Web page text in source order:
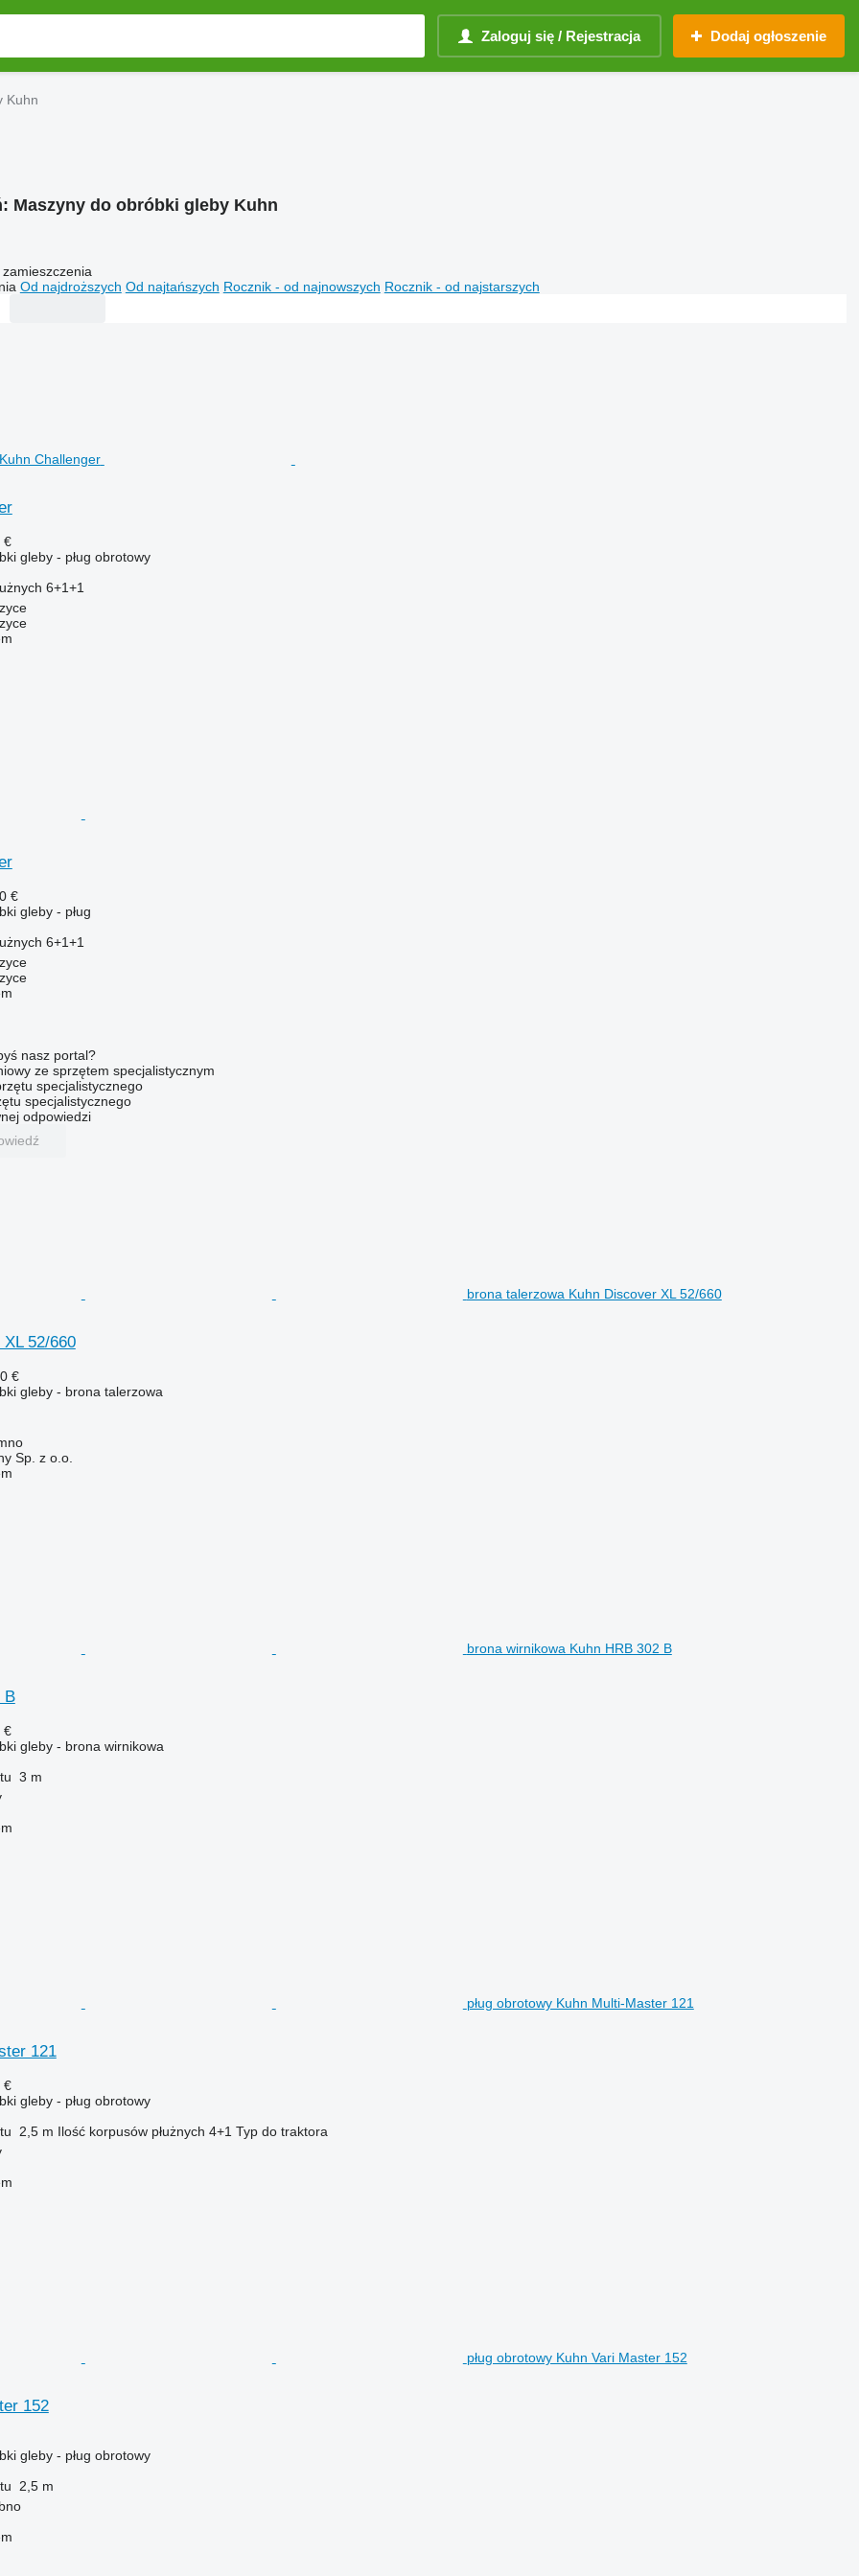
Zaloguj się / Rejestracja Dodaj ogłoszenie
Kuhn
Maszyny do obróbki gleby Kuhn
zamieszczenia
Od najdroższych Od najtańszych Rocznik - od najnowszych Rocznik - od najstarszych
€
gleby - pług obrotowy
6+1+1
€
gleby - pług
6+1+1
nasz portal?
ze sprzętem specjalistycznym
specjalistycznego
specjalistycznego
odpowiedzi
brona talerzowa Kuhn Discover XL 52/660
52/660
€
gleby - brona talerzowa
Sp. z o.o.
brona wirnikowa Kuhn HRB 302 B
B
€
gleby - brona wirnikowa
3 m
pług obrotowy Kuhn Multi-Master 121
121
€
gleby - pług obrotowy
2,5 m Ilość korpusów płużnych 4+1 Typ do traktora
pług obrotowy Kuhn Vari Master 152
152
gleby - pług obrotowy
2,5 m